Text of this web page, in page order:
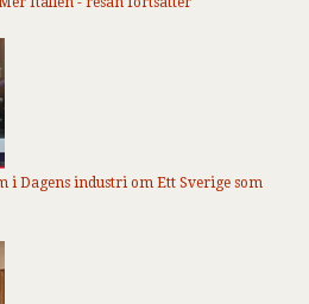
i Dagens industri om Ett Sverige som